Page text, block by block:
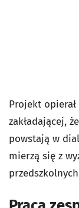
Projekt
zakładającej,
powstają w
mierzą się z